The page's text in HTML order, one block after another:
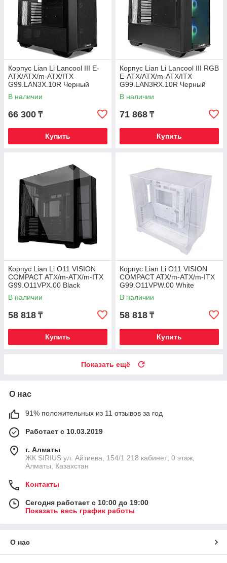
Корпус Lian Li Lancool III E-
ATX/ATX/m-ATX/ITX
G99.LAN3X.10R Черный
В наличии
66 300 ₸
Купить
Корпус Lian Li Lancool III RGB
E-ATX/ATX/m-ATX/ITX
G99.LAN3RX.10R Черный
В наличии
71 868 ₸
Купить
Корпус Lian Li O11 VISION
COMPACT ATX/m-ATX/m-ITX
G99.O11VPX.00 Black
В наличии
58 818 ₸
Купить
Корпус Lian Li O11 VISION
COMPACT ATX/m-ATX/m-ITX
G99.O11VPW.00 White
В наличии
58 818 ₸
Купить
Показать ещё
О нас
91% положительных из 11 отзывов за год
Работает с 10.03.2019
г. Алматы
​ЖК SIRIUS​ ул. Айтиева, 154/1​ 218 кабинет; 0 этаж,
Алматы, Казахстан
Контакты
Сегодня работает с 10:00 до 19:00
Показать весь график работы
О нас